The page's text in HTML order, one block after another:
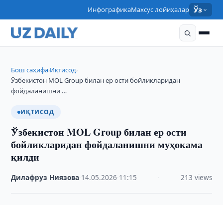
ИнфографикаМахсус лойиҳалар Ўз
Бош саҳифа›Иқтисод›
Ўзбекистон MOL Group билан ер ости бойликларидан
фойдаланишни …
ИҚТИСОД
Ўзбекистон MOL Group билан ер ости
бойликларидан фойдаланишни муҳокама
қилди
Дилафруз Ниязова 14.05.2026 11:15 213 views